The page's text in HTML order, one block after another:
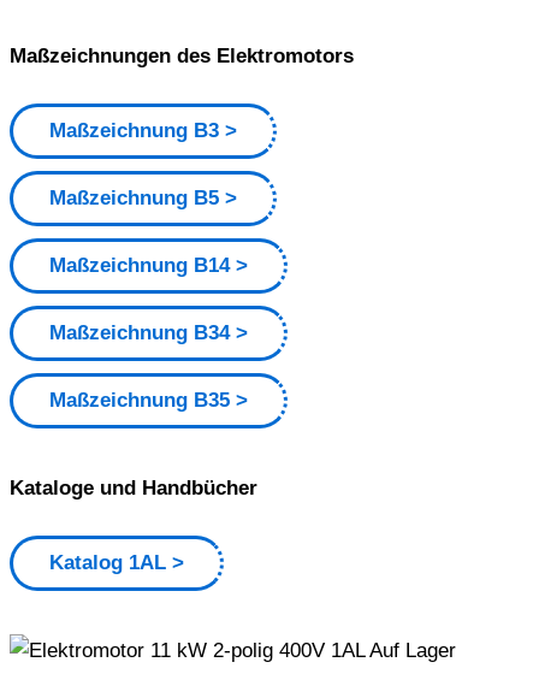
Maßzeichnungen des Elektromotors
Maßzeichnung B3
Maßzeichnung B5
Maßzeichnung B14
Maßzeichnung B34
Maßzeichnung B35
Kataloge und Handbücher
Katalog 1AL